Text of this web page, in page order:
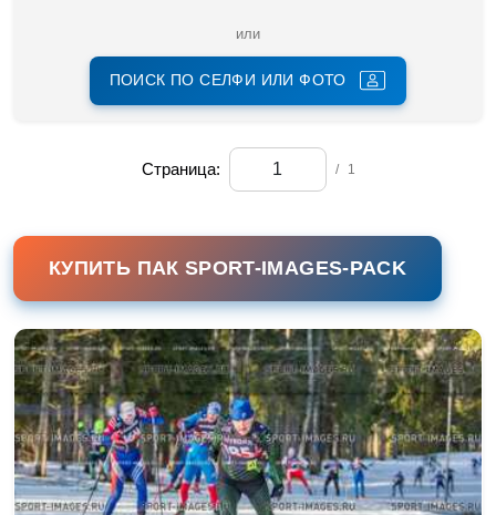
или
ПОИСК ПО СЕЛФИ ИЛИ ФОТО
Страница: / 1
КУПИТЬ ПАК SPORT-IMAGES-PACK